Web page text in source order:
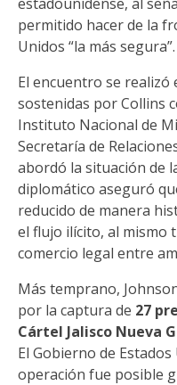
permitido hacer de la
Unidos “la más segura”.
El encuentro se
sostenidas por Collins
Instituto Nacional de
Secretaría de
abordó la situación de
diplomático aseguró
reducido de manera
el flujo ilícito, al mismo
comercio legal entre
Más temprano,
por la captura de 27
Cártel Jalisco Nueva
El Gobierno de
operación fue posible